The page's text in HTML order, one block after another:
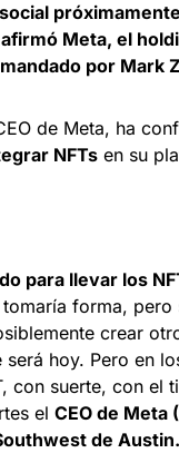
Meta, el
por Mark
de Meta, ha
NFTs en su
para llevar los
forma,
crear
será hoy. Pero en
con suerte, con el
el CEO de Meta
de Austin.